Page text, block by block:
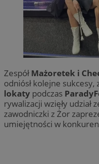
ZespółMażoretek i
odniósł kolejne sukcesy,
lokaty podczas
rywalizacji wzięły udział
zawodniczki z Żor
umiejętności w